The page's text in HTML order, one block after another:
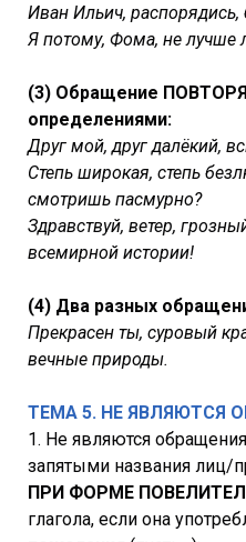
Иван Ильич, распорядись,
Я потому, Фома, не лучше
(3) Обращение
определениями:
Друг мой, друг далёкий,
Степь широкая, степь
смотришь пасмурно?
Здравствуй, ветер,
всемирной истории!
(4) Два разных
Прекрасен ты, суровый
вечные природы.
ТЕМА 5. НЕ ЯВЛЯЮТСЯ
1. Не являются
запятыми названия лиц/
ПРИ ФОРМЕ
глагола, если она